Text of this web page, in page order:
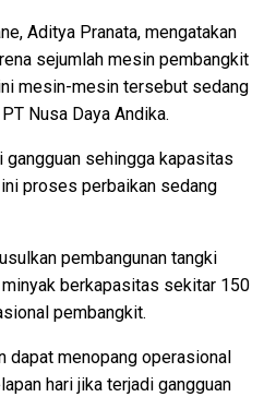
Aditya Pranata, mengatakan
sejumlah mesin pembangkit
mesin-mesin tersebut sedang
Nusa Daya Andika.
gangguan sehingga kapasitas
proses perbaikan sedang
pembangunan tangki
minyak berkapasitas sekitar 150
pembangkit.
dapat menopang operasional
hari jika terjadi gangguan